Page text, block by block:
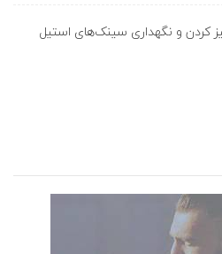
کردن و نگهداری سینک‌های استیل